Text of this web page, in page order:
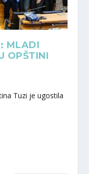
MLADI
OPŠTINI
Tuzi je ugostila